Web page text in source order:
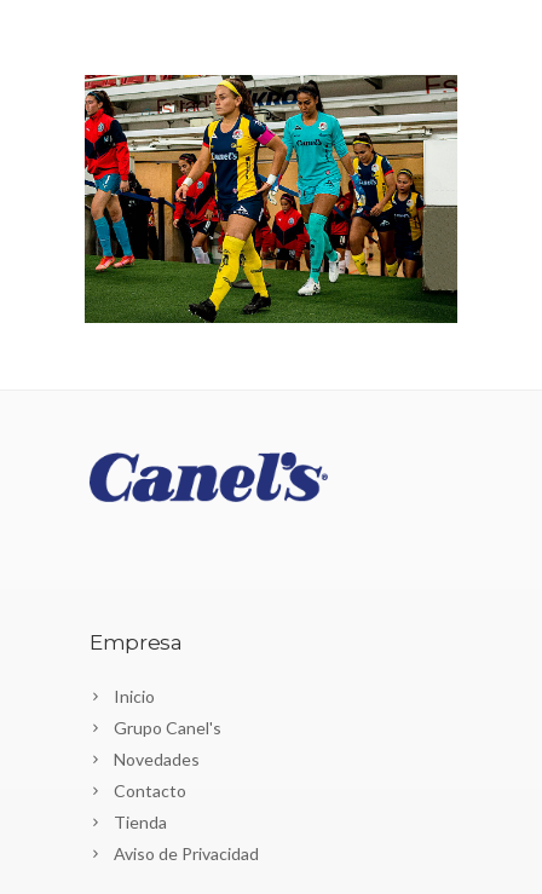
Empresa
Inicio
Grupo Canel's
Novedades
Contacto
Tienda
Aviso de Privacidad